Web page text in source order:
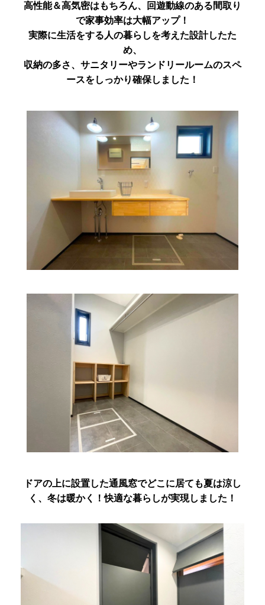
高性能＆高気密はもちろん、回遊動線のある間取り
で家事効率は大幅アップ！
実際に生活をする人の暮らしを考えた設計したた
め、
収納の多さ、サニタリーやランドリールームのスペ
ースをしっかり確保しました！
ドアの上に設置した通風窓でどこに居ても夏は涼し
く、冬は暖かく！快適な暮らしが実現しました！